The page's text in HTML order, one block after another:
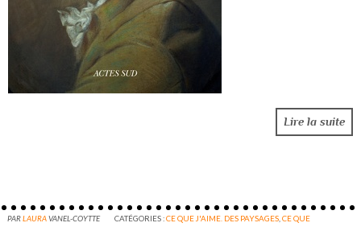
Lire la suite
PARLAURAVANEL-COYTTE CATÉGORIES :CE QUE J'AIME. DES PAYSAGES ,CE QUE